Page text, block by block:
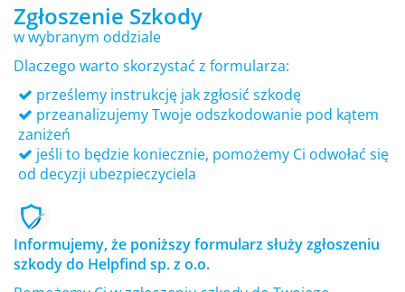
Zgłoszenie Szkody
w wybranym oddziale
Dlaczego warto skorzystać z formularza:
prześlemy instrukcję jak zgłosić szkodę
przeanalizujemy Twoje odszkodowanie pod kątem
zaniżeń
jeśli to będzie koniecznie, pomożemy Ci odwołać się
od decyzji ubezpieczyciela
Informujemy, że poniższy formularz służy zgłoszeniu
szkody do Helpfind sp. z o.o.